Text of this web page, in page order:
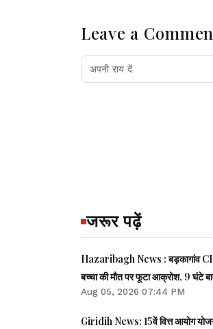
Leave a
जरूर पढ़ें
Hazaribagh News : बड़कागांव
बच्चा की मौत पर फूटा आक्रोश, 9 घंटे
Aug 05, 2026 07:44 PM
Giridih News: 15वें वित्त आयोग